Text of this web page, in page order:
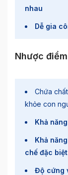
nhau
Dễ gia
Nhược điểm
Chứa
khỏe con
Khả
Khả
chế đặc biệt
Độ cứng